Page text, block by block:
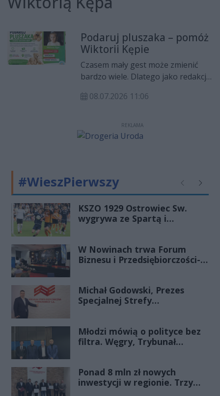
Podaruj pluszaka – pomóż
Wiktorii Kępie
Czasem mały gest może zmienić
bardzo wiele. Dlatego jako redakcja
Kępy i organizujemy zbiórkę
przekazane na loterię fantową
wspierającą jej leczenie i
08.07.2026 11:06
REKLAMA
#WieszPierwszy Poprzednie
KSZO 1929 Ostrowiec Sw.
wygrywa ze Spartą i
W Nowinach trwa Forum
Biznesu i Przedsiębiorczości-
Michał Godowski, Prezes
Specjalnej Strefy
Porannej Rozmowy Radia
Rekord Świętokrzyskie
Młodzi mówią o polityce bez
filtra. Węgry, Trybunał
zmienia zasady gry
Ponad 8 mln zł nowych
inwestycji w regionie. Trzy